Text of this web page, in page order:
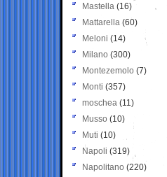
Mastella (16)
Mattarella (60)
Meloni (14)
Milano (300)
Montezemolo (7)
Monti (357)
moschea (11)
Musso (10)
Muti (10)
Napoli (319)
Napolitano (220)